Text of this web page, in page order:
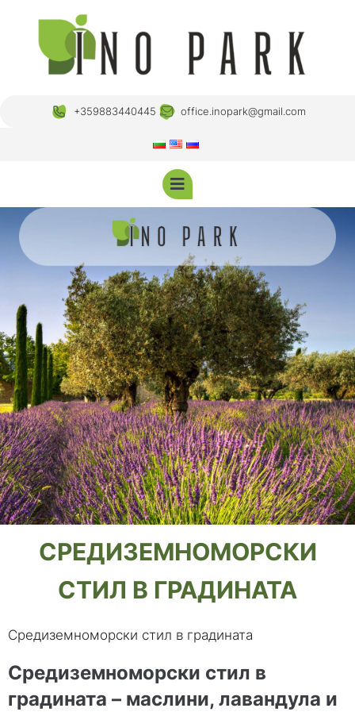
+359883440445 office.inopark@gmail.com
СРЕДИЗЕМНОМОРСКИ
СТИЛ В ГРАДИНАТА
Средиземноморски стил в градината
Средиземноморски стил в
градината – маслини, лавандула и